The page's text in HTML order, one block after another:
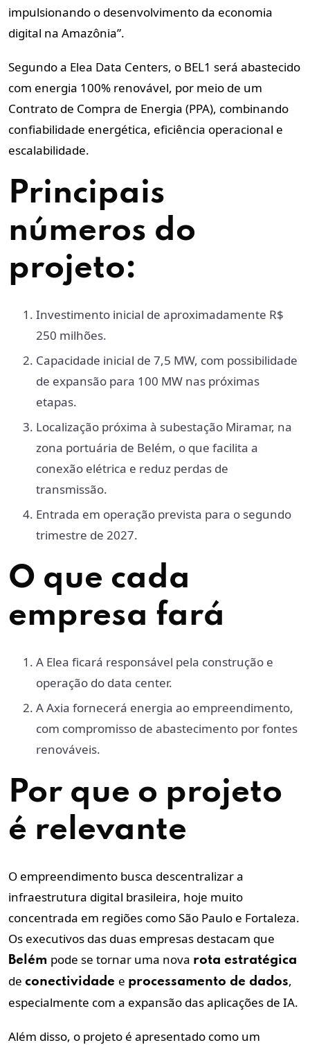
impulsionando o desenvolvimento da economia
digital na Amazônia”.
Segundo a Elea Data Centers, o BEL1 será abastecido
com energia 100% renovável, por meio de um
Contrato de Compra de Energia (PPA), combinando
confiabilidade energética, eficiência operacional e
escalabilidade.
Principais
números do
projeto:
Investimento inicial de aproximadamente R$
250 milhões.
Capacidade inicial de 7,5 MW, com possibilidade
de expansão para 100 MW nas próximas
etapas.
Localização próxima à subestação Miramar, na
zona portuária de Belém, o que facilita a
conexão elétrica e reduz perdas de
transmissão.
Entrada em operação prevista para o segundo
trimestre de 2027.
O que cada
empresa fará
A Elea ficará responsável pela construção e
operação do data center.
A Axia fornecerá energia ao empreendimento,
com compromisso de abastecimento por fontes
renováveis.
Por que o projeto
é relevante
O empreendimento busca descentralizar a
infraestrutura digital brasileira, hoje muito
concentrada em regiões como São Paulo e Fortaleza.
Os executivos das duas empresas destacam que
Belém pode se tornar uma nova rota estratégica
de conectividade e processamento de dados,
especialmente com a expansão das aplicações de IA.
Além disso, o projeto é apresentado como um